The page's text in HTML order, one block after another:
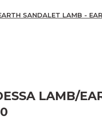
SANDALET LAMB -
LAMB/